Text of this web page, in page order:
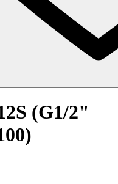
(G1/2"